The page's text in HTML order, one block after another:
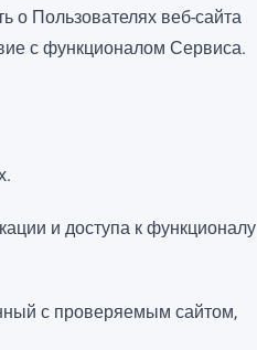
о Пользователях веб-сайта
с функционалом Сервиса.
и доступа к функционалу
с проверяемым сайтом,